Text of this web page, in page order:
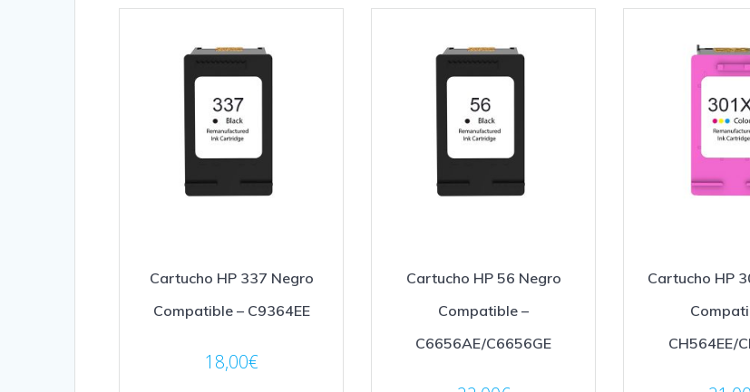
Cartucho HP 337 Negro
Compatible – C9364EE
18,00€
Cartucho HP 56 Negro
Compatible –
C6656AE/C6656GE
Cartucho HP
CH564EE/